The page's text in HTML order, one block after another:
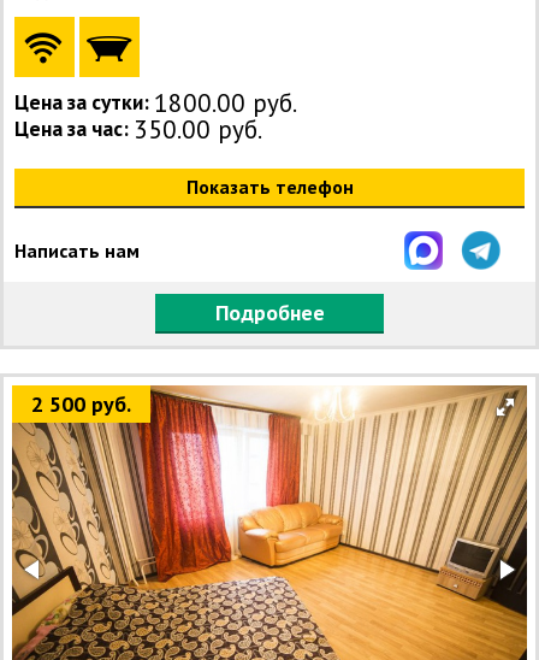
Цена за сутки: 1800.00 руб.
Цена за час: 350.00 руб.
Показать телефон
Написать нам
Подробнее
2 500 руб.